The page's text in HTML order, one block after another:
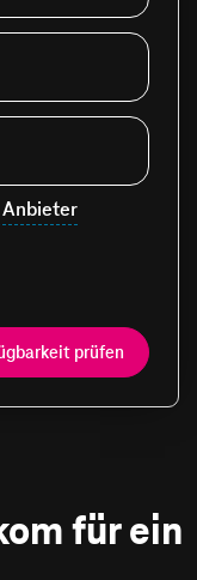
Anbieter
prüfen
für ein